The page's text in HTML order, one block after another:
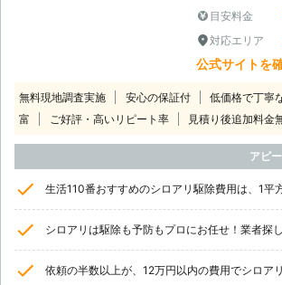
目安料金
対応エリア
公式サイトを
無料現地調査実施 安心の保証付 低価格で丁寧
富
ご好評・高いリピート率 見積り後追加料金
アピ
生活110番おすすめのシロアリ駆除費用は、1平
シロアリは駆除も予防もプロにお任せ！業者探
依頼の半数以上が、12万円以内の費用でシロア